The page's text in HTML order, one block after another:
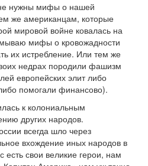
нужны мифы о нашей
же американцам, которые
мировой войне ковалась на
мифы о кровожадности
их истребление. Или тем же
недрах породили фашизм
европейских элит либо
помогали финансово).
к колониальным
других народов.
всегда шло через
вхождение иных народов в
есть свои великие герои, нам